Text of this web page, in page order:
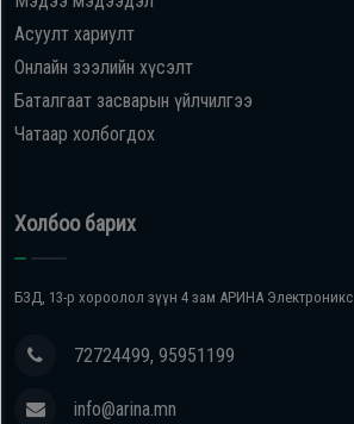
Асуулт хариулт
Онлайн зээлийн хүсэлт
Баталгаат засварын үйлчилгээ
Чатаар холбогдох
Холбоо барих
БЗД, 13-р хороолол зүүн 4 зам АРИНА Электроникс
72724499, 95951199
info@arina.mn